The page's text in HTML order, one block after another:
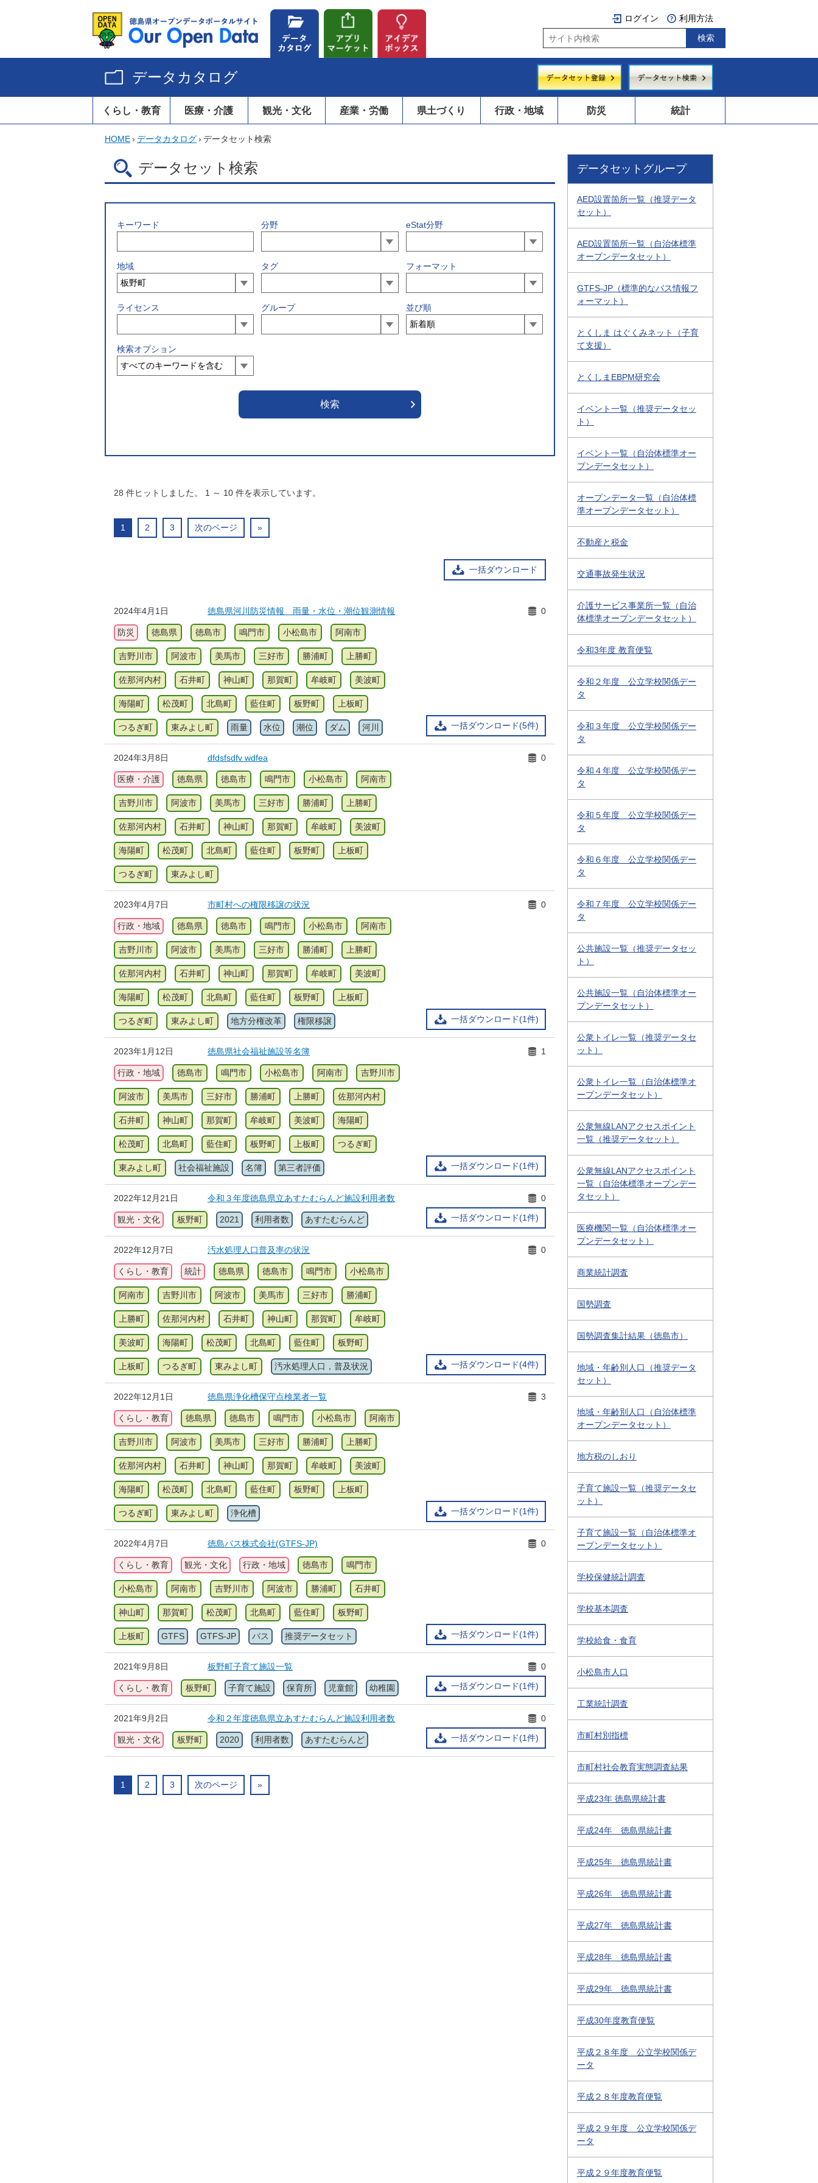
ログイン 利用方法
データカタログ
くらし・教育 医療・介護 観光・文化 産業・労働 県土づくり 行政・地域 防災 統計
HOME› データカタログ› データセット検索
データセット検索
キーワード 分野 eStat分野
地域 タグ フォーマット
ライセンス グループ 並び順
検索オプション
28 件ヒットしました。 1 ～ 10 件を表示しています。
1 2 3 次のページ »
一括ダウンロード
2024年4月1日 徳島県河川防災情報 雨量・水位・潮位観測情報
一括ダウンロード(5件)
0
防災 徳島県 徳島市 鳴門市 小松島市 阿南市
吉野川市 阿波市 美馬市 三好市 勝浦町 上勝町
佐那河内村 石井町 神山町 那賀町 牟岐町 美波町
海陽町 松茂町 北島町 藍住町 板野町 上板町
つるぎ町 東みよし町 雨量 水位 潮位 ダム 河川
2024年3月8日 dfdsfsdfv wdfea 0
医療・介護 徳島県 徳島市 鳴門市 小松島市 阿南市
吉野川市 阿波市 美馬市 三好市 勝浦町 上勝町
佐那河内村 石井町 神山町 那賀町 牟岐町 美波町
海陽町 松茂町 北島町 藍住町 板野町 上板町
つるぎ町 東みよし町
2023年4月7日 市町村への権限移譲の状況
一括ダウンロード(1件)
0
行政・地域 徳島県 徳島市 鳴門市 小松島市 阿南市
吉野川市 阿波市 美馬市 三好市 勝浦町 上勝町
佐那河内村 石井町 神山町 那賀町 牟岐町 美波町
海陽町 松茂町 北島町 藍住町 板野町 上板町
つるぎ町 東みよし町 地方分権改革 権限移譲
2023年1月12日 徳島県社会福祉施設等名簿
一括ダウンロード(1件)
1
行政・地域 徳島市 鳴門市 小松島市 阿南市 吉野川市
阿波市 美馬市 三好市 勝浦町 上勝町 佐那河内村
石井町 神山町 那賀町 牟岐町 美波町 海陽町
松茂町 北島町 藍住町 板野町 上板町 つるぎ町
東みよし町 社会福祉施設 名簿 第三者評価
2022年12月21日
令和３年度徳島県立あすたむらんど施設利用者数
一括ダウンロード(1件)
0
観光・文化 板野町 2021 利用者数 あすたむらんど
2022年12月7日 汚水処理人口普及率の状況
一括ダウンロード(4件)
0
くらし・教育 統計 徳島県 徳島市 鳴門市 小松島市
阿南市 吉野川市 阿波市 美馬市 三好市 勝浦町
上勝町 佐那河内村 石井町 神山町 那賀町 牟岐町
美波町 海陽町 松茂町 北島町 藍住町 板野町
上板町 つるぎ町 東みよし町 汚水処理人口，普及状況
2022年12月1日 徳島県浄化槽保守点検業者一覧
一括ダウンロード(1件)
3
くらし・教育 徳島県 徳島市 鳴門市 小松島市 阿南市
吉野川市 阿波市 美馬市 三好市 勝浦町 上勝町
佐那河内村 石井町 神山町 那賀町 牟岐町 美波町
海陽町 松茂町 北島町 藍住町 板野町 上板町
つるぎ町 東みよし町 浄化槽
2022年4月7日 徳島バス株式会社(GTFS-JP)
一括ダウンロード(1件)
0
くらし・教育 観光・文化 行政・地域 徳島市 鳴門市
小松島市 阿南市 吉野川市 阿波市 勝浦町 石井町
神山町 那賀町 松茂町 北島町 藍住町 板野町
上板町 GTFS GTFS-JP バス 推奨データセット
2021年9月8日
板野町子育て施設一覧
一括ダウンロード(1件)
0
くらし・教育 板野町 子育て施設 保育所 児童館 幼稚園
2021年9月2日
令和２年度徳島県立あすたむらんど施設利用者数
一括ダウンロード(1件)
0
観光・文化 板野町 2020 利用者数 あすたむらんど
1 2 3 次のページ »
データセットグループ
AED設置箇所一覧（推奨データ
セット）
AED設置箇所一覧（自治体標準
オープンデータセット）
GTFS-JP（標準的なバス情報フ
ォーマット）
とくしま はぐくみネット（子育
て支援）
とくしまEBPM研究会
イベント一覧（推奨データセッ
ト）
イベント一覧（自治体標準オー
プンデータセット）
オープンデータ一覧（自治体標
準オープンデータセット）
不動産と税金
交通事故発生状況
介護サービス事業所一覧（自治
体標準オープンデータセット）
令和3年度 教育便覧
令和２年度 公立学校関係デー
タ
令和３年度 公立学校関係デー
タ
令和４年度 公立学校関係デー
タ
令和５年度 公立学校関係デー
タ
令和６年度 公立学校関係デー
タ
令和７年度 公立学校関係デー
タ
公共施設一覧（推奨データセッ
ト）
公共施設一覧（自治体標準オー
プンデータセット）
公衆トイレ一覧（推奨データセ
ット）
公衆トイレ一覧（自治体標準オ
ープンデータセット）
公衆無線LANアクセスポイント
一覧（推奨データセット）
公衆無線LANアクセスポイント
一覧（自治体標準オープンデー
タセット）
医療機関一覧（自治体標準オー
プンデータセット）
商業統計調査
国勢調査
国勢調査集計結果（徳島市）
地域・年齢別人口（推奨データ
セット）
地域・年齢別人口（自治体標準
オープンデータセット）
地方税のしおり
子育て施設一覧（推奨データセ
ット）
子育て施設一覧（自治体標準オ
ープンデータセット）
学校保健統計調査
学校基本調査
学校給食・食育
小松島市人口
工業統計調査
市町村別指標
市町村社会教育実態調査結果
平成23年 徳島県統計書
平成24年 徳島県統計書
平成25年 徳島県統計書
平成26年 徳島県統計書
平成27年 徳島県統計書
平成28年 徳島県統計書
平成29年 徳島県統計書
平成30年度教育便覧
平成２８年度 公立学校関係デ
ータ
平成２８年度教育便覧
平成２９年度 公立学校関係デ
ータ
平成２９年度教育便覧